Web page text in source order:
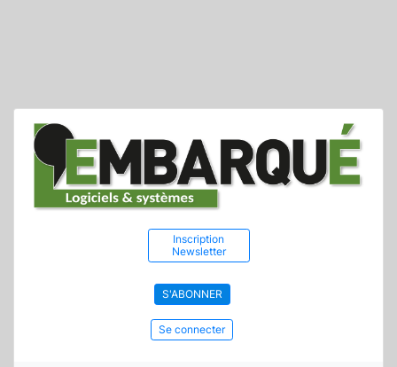
Inscription
Newsletter
S'ABONNER
Se connecter